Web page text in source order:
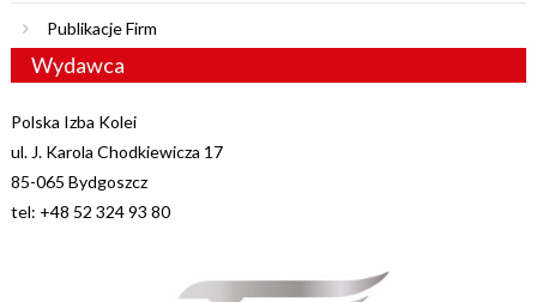
Publikacje Firm
Wydawca
Polska Izba Kolei
ul. J. Karola Chodkiewicza 17
85-065 Bydgoszcz
tel: +48 52 324 93 80